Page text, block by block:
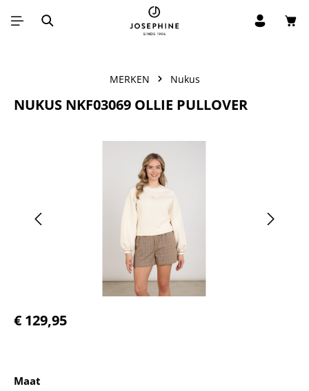
Ga naar de hoofdinhoud
MERKEN Nukus
NUKUS NKF03069 OLLIE PULLOVER
Normale prijs:
€ 129,95
Selecteer
Maat